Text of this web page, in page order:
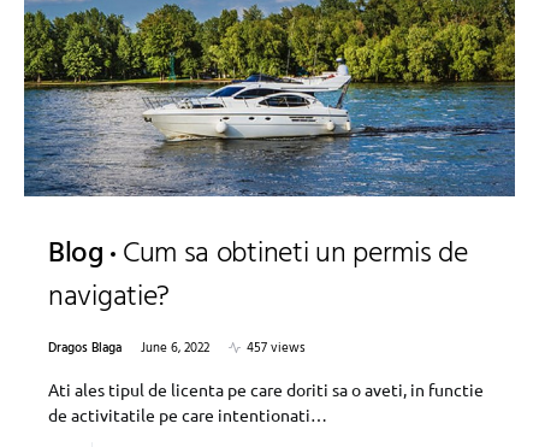
Blog Cum sa obtineti un permis de
navigatie?
Dragos Blaga June 6, 2022
457 views
Ati ales tipul de licenta pe care doriti sa o aveti, in functie
de activitatile pe care intentionati…